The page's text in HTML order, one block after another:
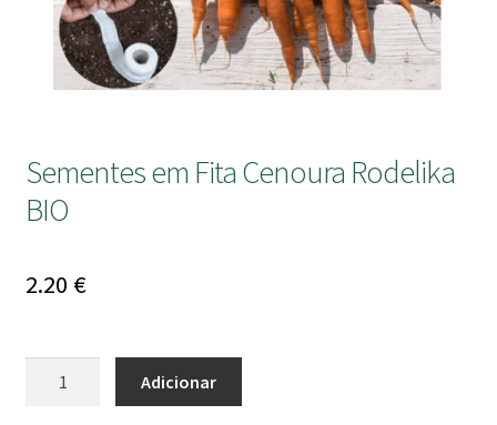
Sementes em Fita Cenoura Rodelika
BIO
2.20 €
Adicionar